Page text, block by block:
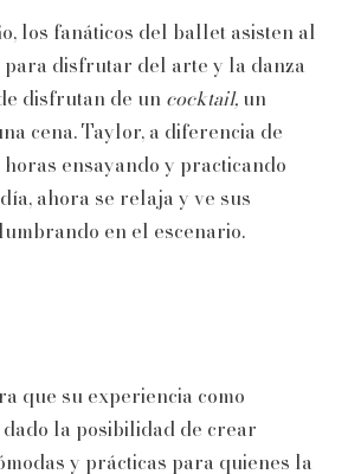
los fanáticos del ballet asisten al
disfrutar del arte y la danza
disfrutan de un cocktail, un
cena. Taylor, a diferencia de
ensayando y practicando
ahora se relaja y ve sus
en el escenario.
que su experiencia como
la posibilidad de crear
y prácticas para quienes la